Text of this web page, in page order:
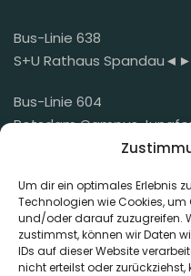
Um dir ein optimales Erlebnis
Technologien wie Cookies,
und/oder darauf zuzugreifen.
zustimmst, können wir Daten
IDs auf dieser Website
nicht erteilst oder
Bus-Linie 638
S+U Rathaus
Bus-Linie 604
Potsdam Campus
Mail
mail@der-